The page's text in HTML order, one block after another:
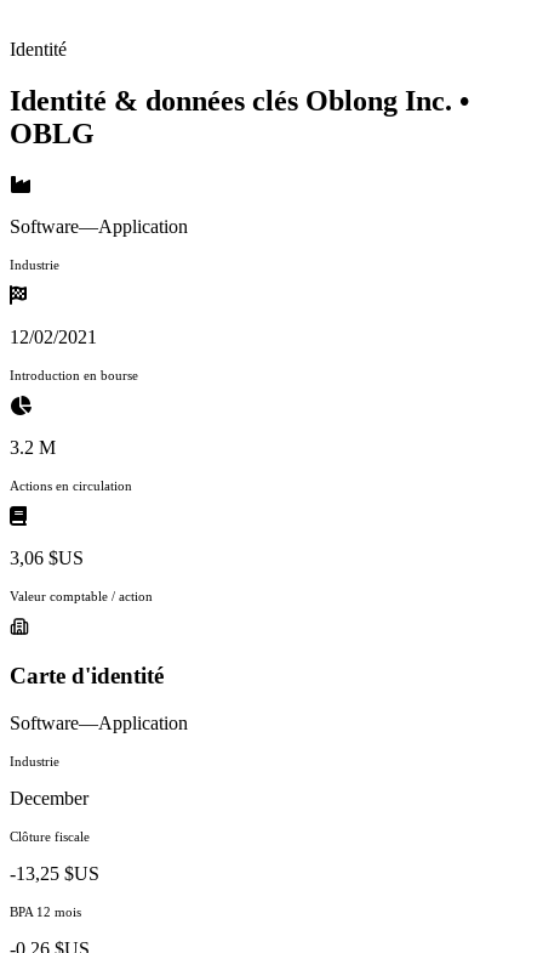
Identité
Identité & données clés Oblong Inc. •
OBLG
Software—Application
Industrie
12/02/2021
Introduction en bourse
3.2 M
Actions en circulation
3,06 $US
Valeur comptable / action
Carte d'identité
Software—Application
Industrie
December
Clôture fiscale
-13,25 $US
BPA 12 mois